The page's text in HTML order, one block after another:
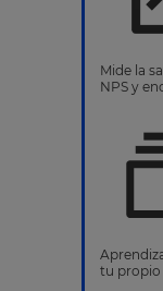
Mide la
NPS y
tu propio